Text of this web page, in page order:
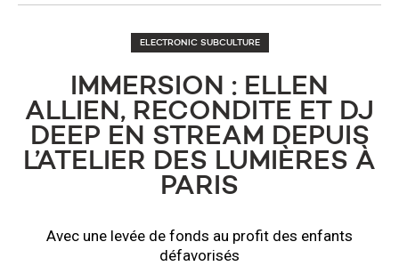
ELECTRONIC SUBCULTURE
IMMERSION : ELLEN
ALLIEN, RECONDITE ET DJ
DEEP EN STREAM DEPUIS
L’ATELIER DES LUMIÈRES À
PARIS
Avec une levée de fonds au profit des enfants
défavorisés